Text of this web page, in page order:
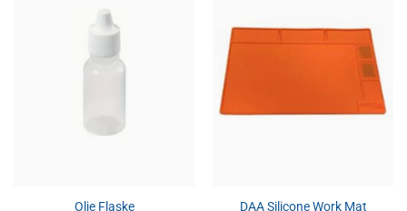
Olje Flaske
DAA Silicone Work Mat